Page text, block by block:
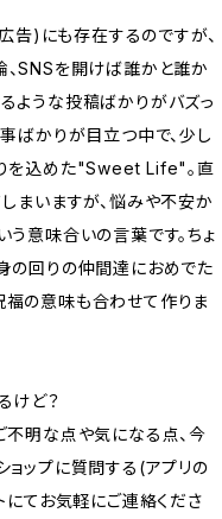
告)にも存在するのですが、
SNSを開けば誰かと誰か
ような投稿ばかりがバズっ
ばかりが目立つ中で、少し
を込めた"Sweet Life"。直
まいますが、悩みや不安か
意味合いの言葉です。ちょ
の回りの仲間達におめでた
の意味も合わせて作りま
けど？
不明な点や気になる点、今
ョップに質問する(アプリの
てお気軽にご連絡くださ